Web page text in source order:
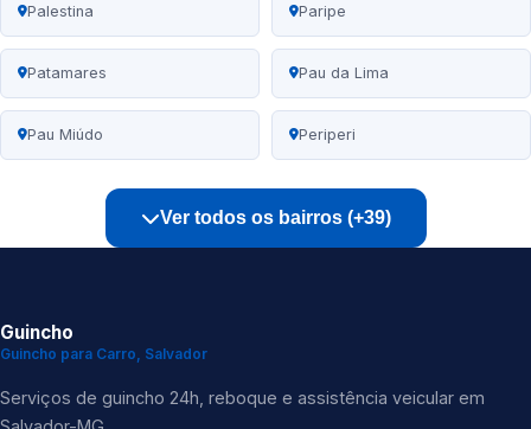
Palestina Paripe
Patamares Pau da Lima
Pau Miúdo Periperi
Ver todos os bairros (+39)
Guincho
Guincho para Carro, Salvador
Serviços de guincho 24h, reboque e assistência veicular em